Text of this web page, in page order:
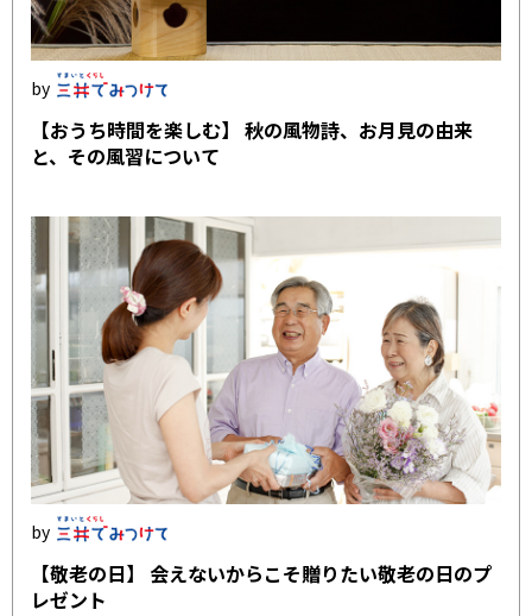
【おうち時間を楽しむ】 秋の風物詩、お月見の由来
と、その風習について
【敬老の日】 会えないからこそ贈りたい敬老の日のプ
レゼント